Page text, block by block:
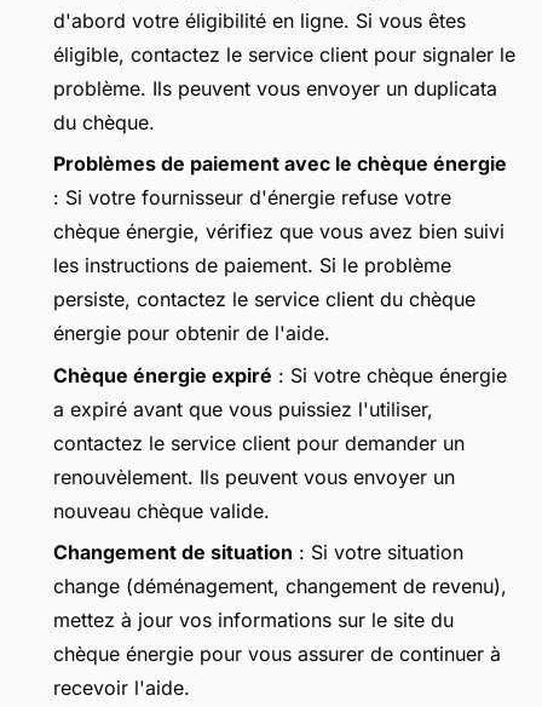
d'abord votre éligibilité en ligne. Si vous êtes
éligible, contactez le service client pour signaler le
problème. Ils peuvent vous envoyer un duplicata
du chèque.
Problèmes de paiement avec le chèque énergie
: Si votre fournisseur d'énergie refuse votre
chèque énergie, vérifiez que vous avez bien suivi
les instructions de paiement. Si le problème
persiste, contactez le service client du chèque
énergie pour obtenir de l'aide.
Chèque énergie expiré : Si votre chèque énergie
a expiré avant que vous puissiez l'utiliser,
contactez le service client pour demander un
renouvèlement. Ils peuvent vous envoyer un
nouveau chèque valide.
Changement de situation : Si votre situation
change (déménagement, changement de revenu),
mettez à jour vos informations sur le site du
chèque énergie pour vous assurer de continuer à
recevoir l'aide.